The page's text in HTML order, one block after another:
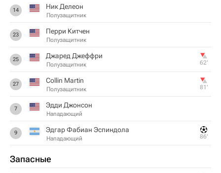
14 Ник Делеон
Полузащитник
23 Перри Китчен
Полузащитник
25 Джаред Джеффри
Полузащитник 62‎’‎
27 Collin Martin
Полузащитник 81‎’‎
7 Эдди Джонсон
Нападающий
9 Эдгар Фабиан Эспиндола
Нападающий 86‎’‎
Запасные